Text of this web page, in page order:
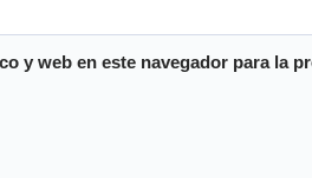
y web en este navegador para la